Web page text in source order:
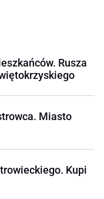
Rusza
Miasto
Kupi